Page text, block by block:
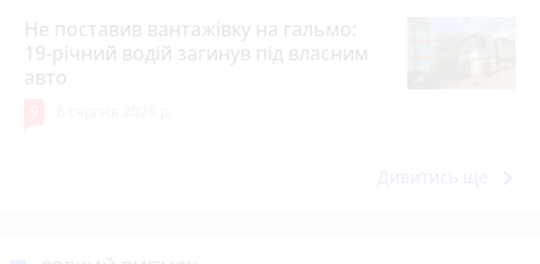
Не поставив вантажівку на гальмо:
19-річний водій загинув під власним
авто